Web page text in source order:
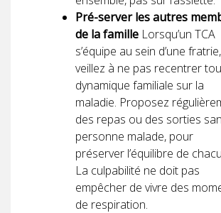
Pré-server les autres
de la famille Lorsqu’un TCA
s’équipe au sein d’une fratrie,
veillez à ne pas recentrer
dynamique familiale sur la
maladie. Proposez
des repas ou des sorties
personne malade, pour
préserver l’équilibre de
La culpabilité ne doit pas
empêcher de vivre des
de respiration.